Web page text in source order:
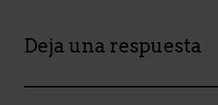
Deja una respuesta